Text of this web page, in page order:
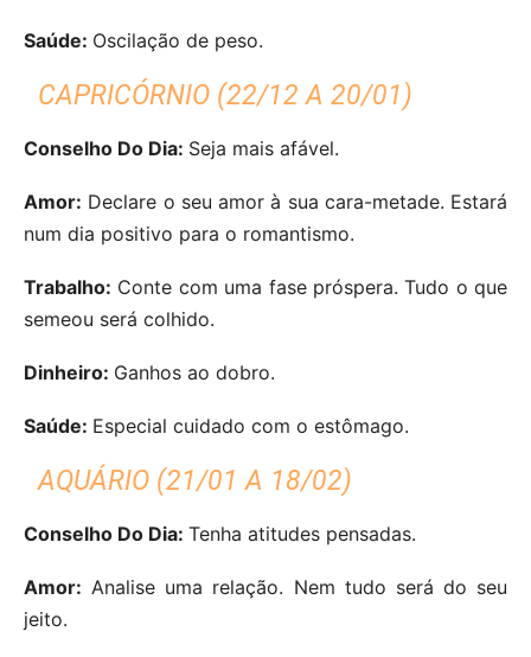
Saúde: Oscilação de peso.
CAPRICÓRNIO (22/12 A 20/01)
Conselho Do Dia: Seja mais afável.
Amor: Declare o seu amor à sua cara-metade. Estará
num dia positivo para o romantismo.
Trabalho: Conte com uma fase próspera. Tudo o que
semeou será colhido.
Dinheiro: Ganhos ao dobro.
Saúde: Especial cuidado com o estômago.
AQUÁRIO (21/01 A 18/02)
Conselho Do Dia: Tenha atitudes pensadas.
Amor: Analise uma relação. Nem tudo será do seu
jeito.